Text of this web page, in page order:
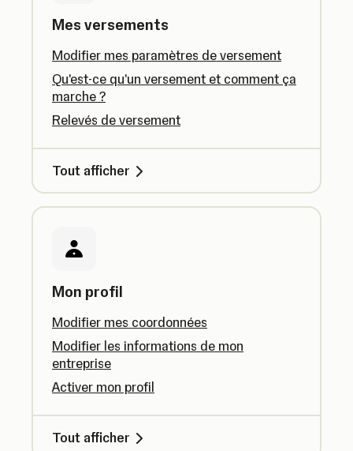
Mes versements
Modifier mes paramètres de versement
Qu'est-ce qu'un versement et comment ça
marche ?
Relevés de versement
Tout afficher
Mon profil
Modifier mes coordonnées
Modifier les informations de mon
entreprise
Activer mon profil
Tout afficher